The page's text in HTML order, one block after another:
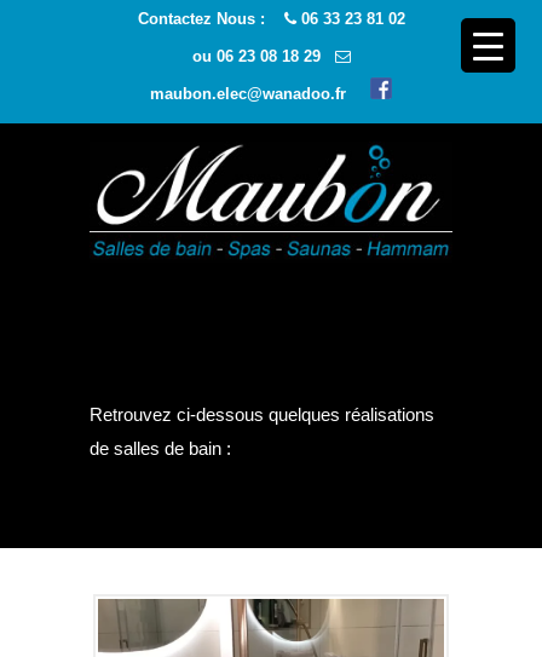
Contactez Nous : 06 33 23 81 02
ou 06 23 08 18 29
maubon.elec@wanadoo.fr
Retrouvez ci-dessous quelques réalisations
de salles de bain :